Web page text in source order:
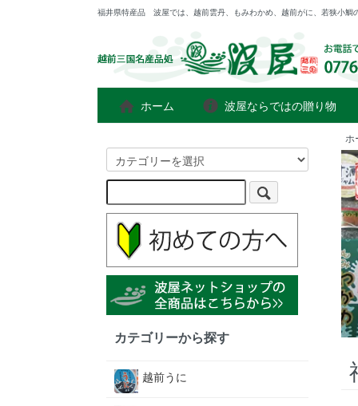
福井県特産品 波屋では、越前雲丹、もみわかめ、越前がに、若狭小鯛
ホーム 波屋ならではの贈り物
ホ
カテゴリーから探す
越前うに